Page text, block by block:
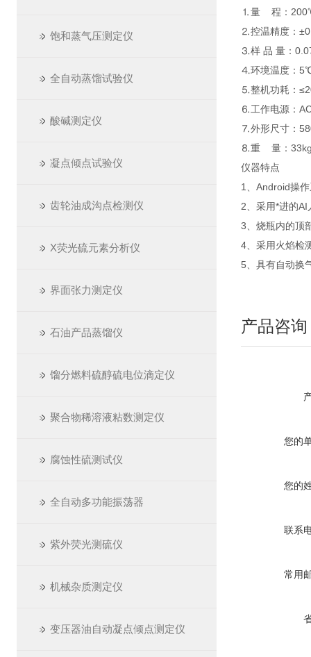
饱和蒸气压测定仪
全自动蒸馏试验仪
酸碱测定仪
凝点倾点试验仪
齿轮油成沟点检测仪
X荧光硫元素分析仪
界面张力测定仪
石油产品蒸馏仪
馏分燃料硫醇硫电位滴定仪
聚合物稀溶液粘数测定仪
腐蚀性硫测试仪
全自动多功能振荡器
紫外荧光测硫仪
机械杂质测定仪
变压器油自动凝点倾点测定仪
⒈量 程：
⒉控温精度：
⒊样 品 量：
⒋环境温度：
⒌整机功耗：
⒍工作电源：
⒎外形尺寸：
⒏重 量：
仪器特点
1、Android操
2、采用*进的
3、烧瓶内的顶
4、采用火焰检
5、具有自动换
产品咨询
您的
您的
联系
常用